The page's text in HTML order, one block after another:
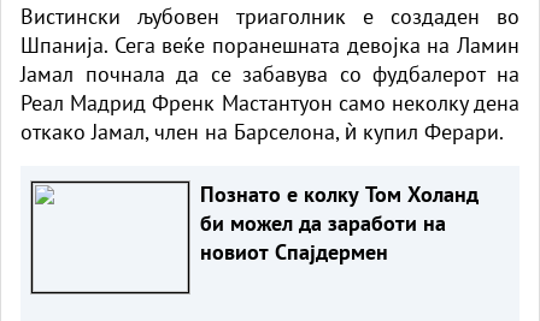
Вистински љубовен триаголник е создаден во
Шпанија. Сега веќе поранешната девојка на Ламин
Jамал почнала да се забавува со фудбалерот на
Реал Мадрид Френк Мастантуон само неколку дена
откако Јамал, член на Барселона, ѝ купил Ферари.
Познато е колку Том Холанд
би можел да заработи на
новиот Спајдермен